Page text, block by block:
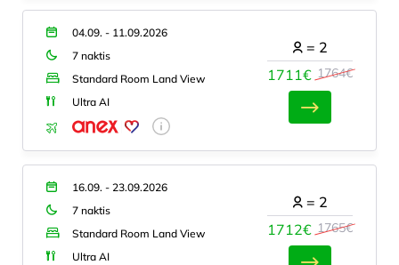
04.09. - 11.09.2026
7 naktis
Standard Room Land View
Ultra AI
1711€ 1764€
= 2
16.09. - 23.09.2026
7 naktis
Standard Room Land View
Ultra AI
1712€ 1765€
= 2